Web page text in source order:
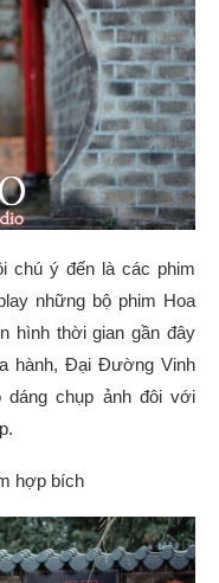
chú ý đến là các phim
những bộ phim Hoa
hình thời gian gần đây
hành, Đại Đường Vinh
dáng chụp ảnh đôi với
hợp bích